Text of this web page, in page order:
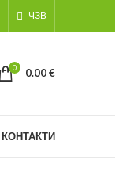
ЧЗВ
0 0.00€
КОНТАКТИ